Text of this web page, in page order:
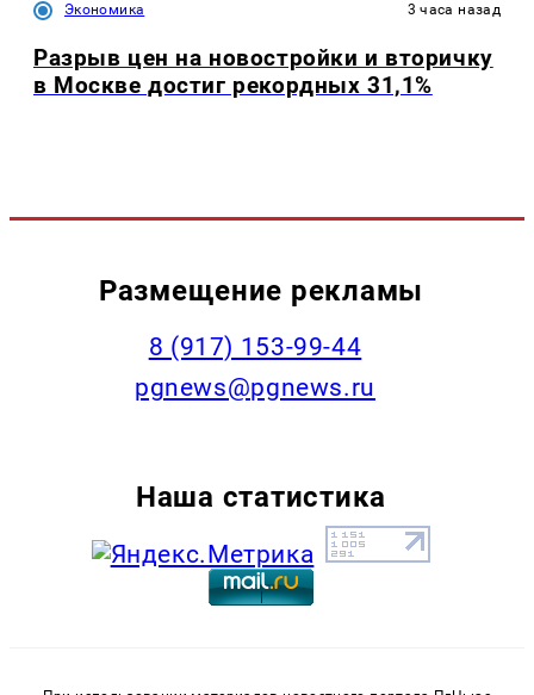
Экономика 3 часа назад
Разрыв цен на новостройки и вторичку
в Москве достиг рекордных 31,1%
Размещение рекламы
‭8 (917) 153-99-44
pgnews@pgnews.ru
Наша статистика